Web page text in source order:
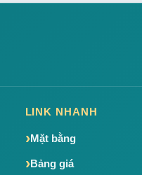
LINK NHANH
Mặt bằng
Bảng giá